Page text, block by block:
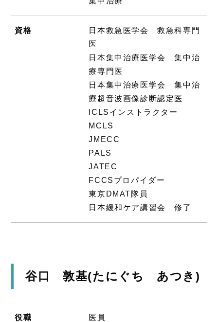
資格
日本救急医学会 救急科専門
医
日本集中治療医学会 集中治
療専門医
日本集中治療医学会 集中治
療超音波画像診断認定医
ICLSインストラクター
MCLS
JMECC
PALS
JATEC
FCCSプロパイダー
東京DMAT隊員
日本緩和ケア講習会 修了
谷口 敦基(たにぐち あつき)
役職 医員